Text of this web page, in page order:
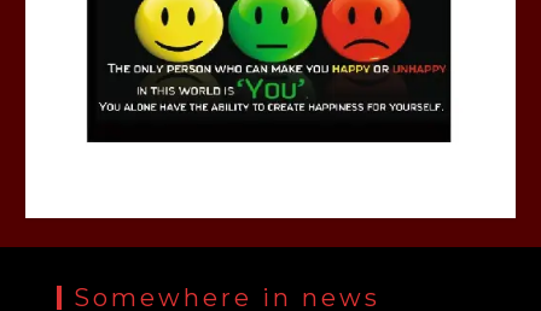
Somewhere in news